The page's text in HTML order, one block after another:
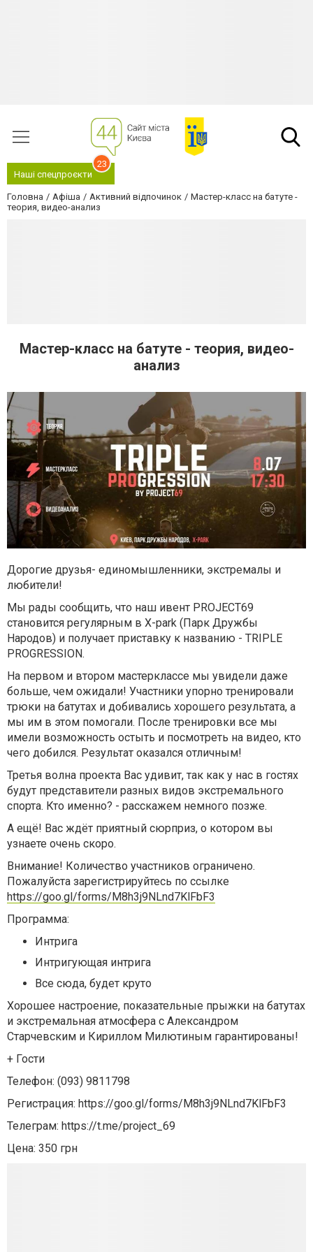
Наші спецпроєкти
23
Головна Афіша Активний відпочинок
Мастер-класс на батуте -
теория, видео-анализ
Мастер-класс на батуте - теория, видео-
анализ
Дорогие друзья- единомышленники, экстремалы и
любители!
Мы рады сообщить, что наш ивент PROJECT69
становится регулярным в X-park (Парк Дружбы
Народов) и получает приставку к названию - TRIPLE
PROGRESSION.
На первом и втором мастерклассе мы увидели даже
больше, чем ожидали! Участники упорно тренировали
трюки на батутах и добивались хорошего результата, а
мы им в этом помогали. После тренировки все мы
имели возможность остыть и посмотреть на видео, кто
чего добился. Результат оказался отличным!
Третья волна проекта Вас удивит, так как у нас в гостях
будут представители разных видов экстремального
спорта. Кто именно? - расскажем немного позже.
А ещё! Вас ждёт приятный сюрприз, о котором вы
узнаете очень скоро.
Внимание! Количество участников ограничено.
Пожалуйста зарегистрируйтесь по ссылке
https://goo.gl/forms/M8h3j9NLnd7KlFbF3
Программа:
Интрига
Интригующая интрига
Все сюда, будет круто
Хорошее настроение, показательные прыжки на батутах
и экстремальная атмосфера с Александром
Старчевским и Кириллом Милютиным гарантированы!
+ Гости
Телефон: (093) 9811798
Регистрация: https://goo.gl/forms/M8h3j9NLnd7KlFbF3
Телеграм: https://t.me/project_69
Цена: 350 грн